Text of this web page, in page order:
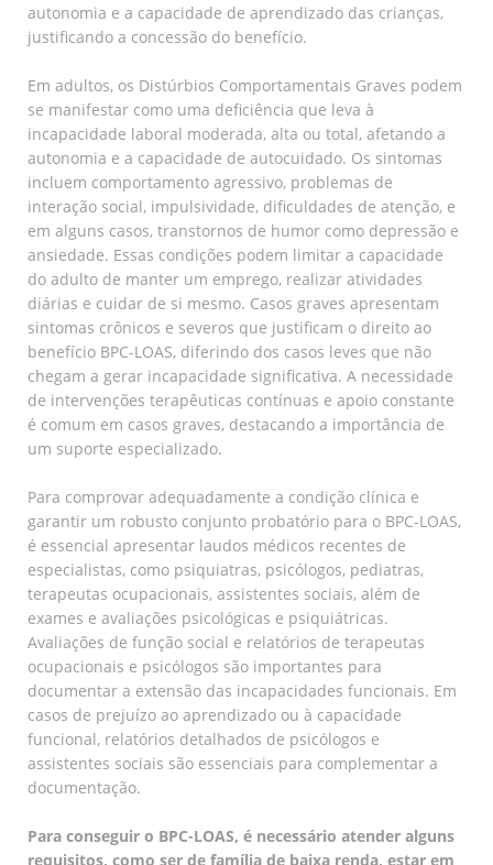
autonomia e a capacidade de aprendizado das crianças,
justificando a concessão do benefício.
Em adultos, os Distúrbios Comportamentais Graves podem
se manifestar como uma deficiência que leva à
incapacidade laboral moderada, alta ou total, afetando a
autonomia e a capacidade de autocuidado. Os sintomas
incluem comportamento agressivo, problemas de
interação social, impulsividade, dificuldades de atenção, e
em alguns casos, transtornos de humor como depressão e
ansiedade. Essas condições podem limitar a capacidade
do adulto de manter um emprego, realizar atividades
diárias e cuidar de si mesmo. Casos graves apresentam
sintomas crônicos e severos que justificam o direito ao
benefício BPC-LOAS, diferindo dos casos leves que não
chegam a gerar incapacidade significativa. A necessidade
de intervenções terapêuticas contínuas e apoio constante
é comum em casos graves, destacando a importância de
um suporte especializado.
Para comprovar adequadamente a condição clínica e
garantir um robusto conjunto probatório para o BPC-LOAS,
é essencial apresentar laudos médicos recentes de
especialistas, como psiquiatras, psicólogos, pediatras,
terapeutas ocupacionais, assistentes sociais, além de
exames e avaliações psicológicas e psiquiátricas.
Avaliações de função social e relatórios de terapeutas
ocupacionais e psicólogos são importantes para
documentar a extensão das incapacidades funcionais. Em
casos de prejuízo ao aprendizado ou à capacidade
funcional, relatórios detalhados de psicólogos e
assistentes sociais são essenciais para complementar a
documentação.
Para conseguir o BPC-LOAS, é necessário atender alguns
requisitos, como ser de família de baixa renda, estar em